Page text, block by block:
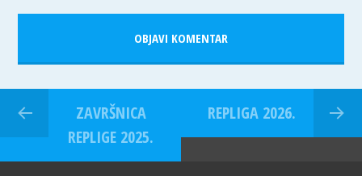
ZAVRŠNICA
REPLIGE 2025.
REPLIGA 2026.